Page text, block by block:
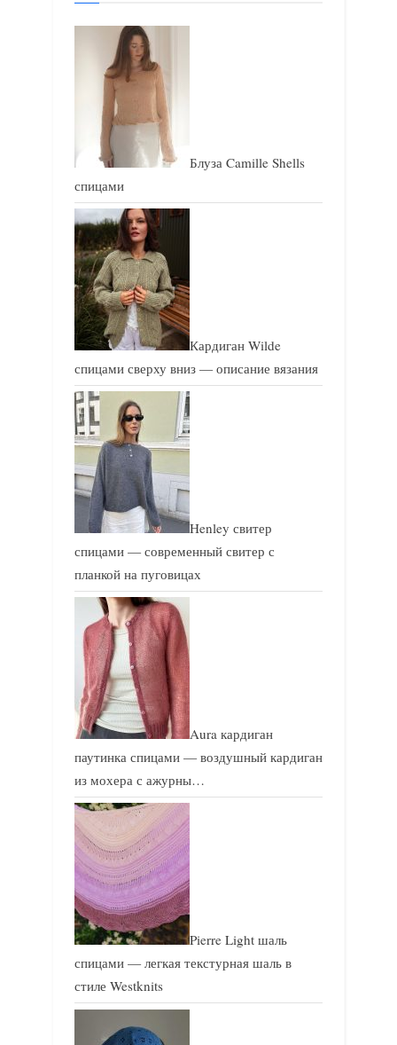
Блуза Camille Shells
спицами
Кардиган Wilde
спицами сверху вниз — описание вязания
Henley свитер
спицами — современный свитер с
планкой на пуговицах
Aura кардиган
паутинка спицами — воздушный кардиган
из мохера с ажурны…
Pierre Light шаль
спицами — легкая текстурная шаль в
стиле Westknits